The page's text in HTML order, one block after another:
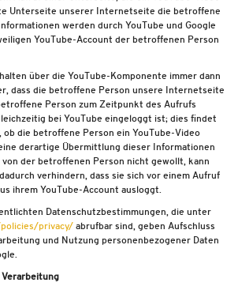
Unterseite unserer Internetseite die betroffene
werden durch YouTube und Google
YouTube-Account der betroffenen Person
über die YouTube-Komponente immer dann
dass die betroffene Person unsere Internetseite
Person zum Zeitpunkt des Aufrufs
bei YouTube eingeloggt ist; dies findet
ob die betroffene Person ein YouTube-Video
derartige Übermittlung dieser Informationen
von der betroffenen Person nicht gewollt, kann
verhindern, dass sie sich vor einem Aufruf
ihrem YouTube-Account ausloggt.
Datenschutzbestimmungen, die unter
privacy/abrufbar sind, geben Aufschluss
und Nutzung personenbezogener Daten